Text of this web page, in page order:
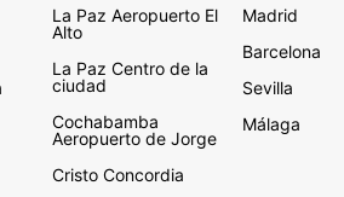
La Paz Aeropuerto El
Alto
La Paz Centro de la
ciudad
Cochabamba
Aeropuerto de Jorge
Cristo Concordia
Madrid
Barcelona
Sevilla
Málaga